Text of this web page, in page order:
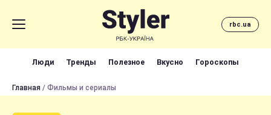
rbc.ua
Люди Тренды Полезное Вкусно Гороскопы
Главная / Фильмы и сериалы